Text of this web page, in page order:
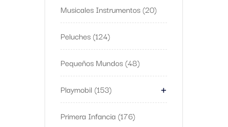
Musicales Instrumentos 20
Peluches 124
Pequeños Mundos 48
Playmobil 153 +
Primera Infancia 176